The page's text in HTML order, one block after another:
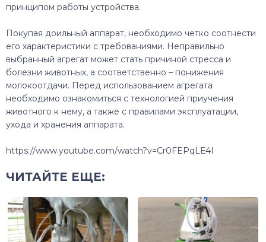
принципом работы устройства.
Покупая доильный аппарат, необходимо четко соотнести
его характеристики с требованиями. Неправильно
выбранный агрегат может стать причиной стресса и
болезни животных, а соответственно – понижения
молокоотдачи. Перед использованием агрегата
необходимо ознакомиться с технологией приучения
животного к нему, а также с правилами эксплуатации,
ухода и хранения аппарата.
https://www.youtube.com/watch?v=Cr0FEPqLE4I
ЧИТАЙТЕ ЕЩЕ: